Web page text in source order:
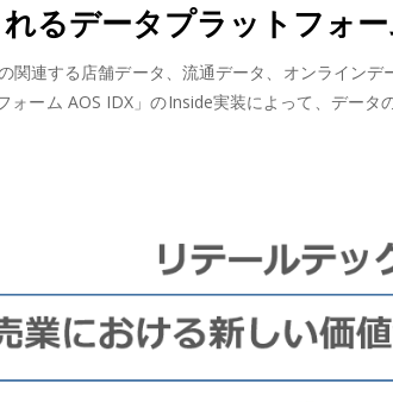
るデータプラットフォ
関連する店舗データ、流通データ、オンライン
ーム AOS IDX」のInside実装によって、デー